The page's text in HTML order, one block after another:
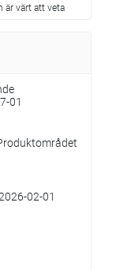
är värt att veta
01
02-01